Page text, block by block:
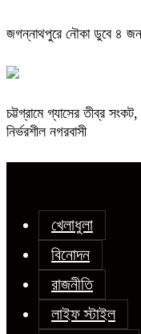
জগন্নাথপুরে নৌকা ডুবে ৪
চট্টগ্রামে গ্যাসের তীব্র
নির্ভরশীল নগরবাসী
খেলাধুলা
বিনোদন
রাজনীতি
লাইফ স্টাইল